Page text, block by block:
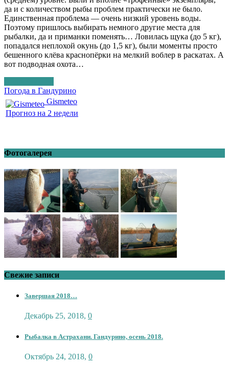
да и с количеством рыбы проблем практически не было.
Единственная проблема — очень низкий уровень воды.
Поэтому пришлось выбирать немного другие места для
рыбалки, да и приманки поменять… Ловилась щука (до 5 кг),
попадался неплохой окунь (до 1,5 кг), были моменты просто
бешенного клёва краснопёрки на мелкий воблер в раскатах. А
вот подводная охота…
Погода в Гандурино
Gismeteo
Прогноз на 2 недели
Фотогалерея
Свежие записи
Завершая 2018…
Декабрь 25, 2018, 0
Рыбалка в Астрахани. Гандурино, осень 2018.
Октябрь 24, 2018, 0